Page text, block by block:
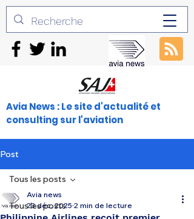
Avia News : Le site d'actualité et
consulting sur l'aviation
Post
Tous les posts
Tous les posts
Avia news
23 déc. 2025 2 min de lecture